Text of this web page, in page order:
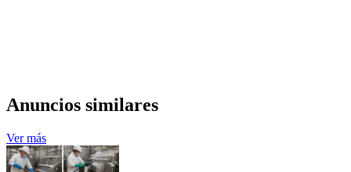
Anuncios similares
Ver más